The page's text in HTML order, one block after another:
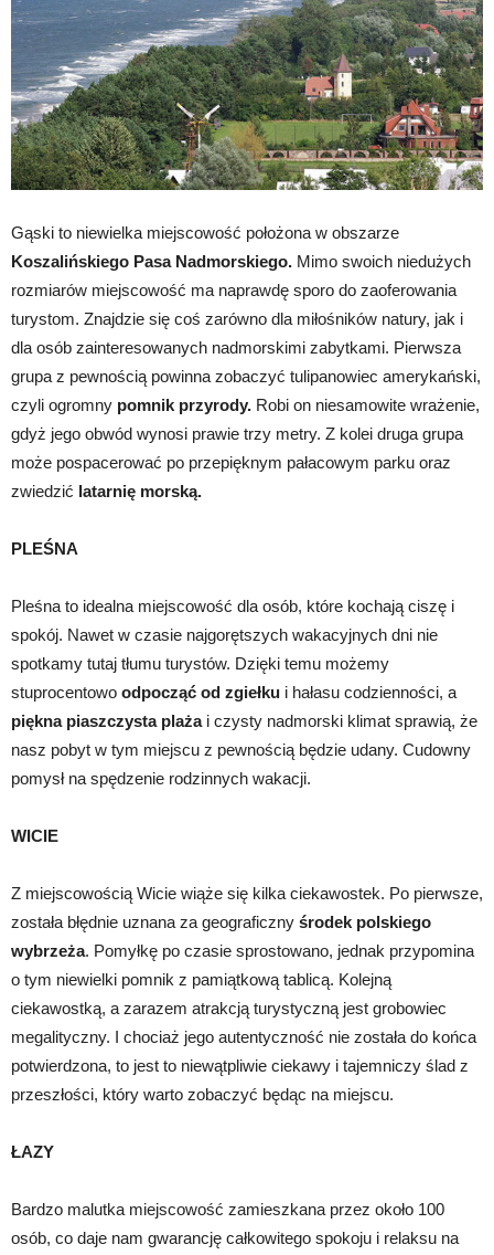
Gąski to niewielka miejscowość położona w obszarze
Koszalińskiego Pasa Nadmorskiego. Mimo swoich niedużych
rozmiarów miejscowość ma naprawdę sporo do zaoferowania
turystom. Znajdzie się coś zarówno dla miłośników natury, jak i
dla osób zainteresowanych nadmorskimi zabytkami. Pierwsza
grupa z pewnością powinna zobaczyć tulipanowiec amerykański,
czyli ogromny pomnik przyrody. Robi on niesamowite wrażenie,
gdyż jego obwód wynosi prawie trzy metry. Z kolei druga grupa
może pospacerować po przepięknym pałacowym parku oraz
zwiedzić latarnię morską.
PLEŚNA
Pleśna to idealna miejscowość dla osób, które kochają ciszę i
spokój. Nawet w czasie najgorętszych wakacyjnych dni nie
spotkamy tutaj tłumu turystów. Dzięki temu możemy
stuprocentowo odpocząć od zgiełku i hałasu codzienności, a
piękna piaszczysta plażai czysty nadmorski klimat sprawią, że
nasz pobyt w tym miejscu z pewnością będzie udany. Cudowny
pomysł na spędzenie rodzinnych wakacji.
WICIE
Z miejscowością Wicie wiąże się kilka ciekawostek. Po pierwsze,
została błędnie uznana za geograficzny środek polskiego
wybrzeża. Pomyłkę po czasie sprostowano, jednak przypomina
o tym niewielki pomnik z pamiątkową tablicą. Kolejną
ciekawostką, a zarazem atrakcją turystyczną jest grobowiec
megalityczny. I chociaż jego autentyczność nie została do końca
potwierdzona, to jest to niewątpliwie ciekawy i tajemniczy ślad z
przeszłości, który warto zobaczyć będąc na miejscu.
ŁAZY
Bardzo malutka miejscowość zamieszkana przez około 100
osób, co daje nam gwarancję całkowitego spokoju i relaksu na